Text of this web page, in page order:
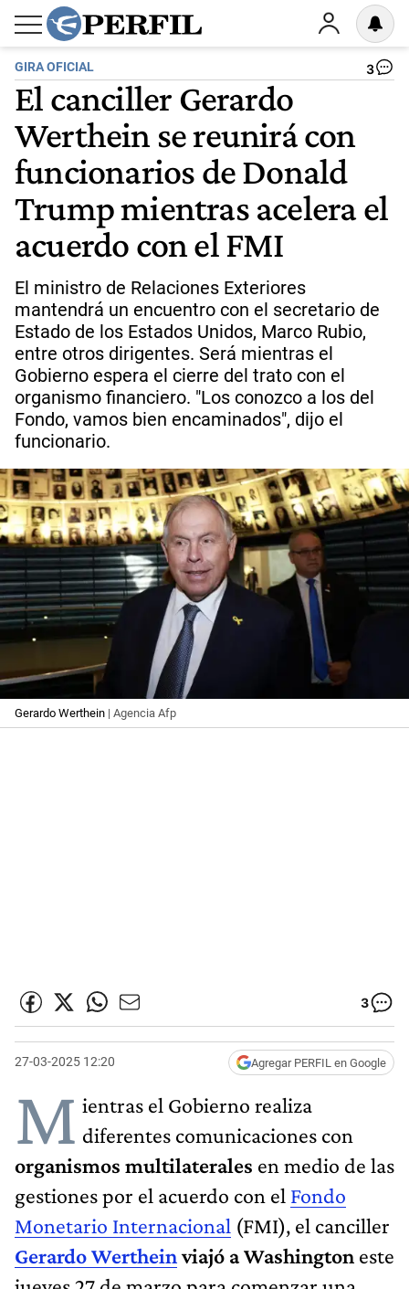
GIRA OFICIAL 3
El canciller Gerardo
Werthein se reunirá con
funcionarios de Donald
Trump mientras acelera el
acuerdo con el FMI
El ministro de Relaciones Exteriores
mantendrá un encuentro con el secretario de
Estado de los Estados Unidos, Marco Rubio,
entre otros dirigentes. Será mientras el
Gobierno espera el cierre del trato con el
organismo financiero. "Los conozco a los del
Fondo, vamos bien encaminados", dijo el
funcionario.
Gerardo Werthein | Agencia Afp
3
27-03-2025 12:20 Agregar PERFIL en Google
M ientras el Gobierno realiza
diferentes comunicaciones con
organismos multilaterales en medio de las
gestiones por el acuerdo con el Fondo
Monetario Internacional (FMI), el canciller
Gerardo Wertheinviajó a Washington este